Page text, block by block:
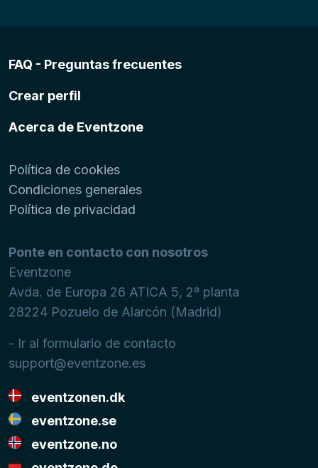
FAQ - Preguntas frecuentes
Crear perfil
Acerca de Eventzone
Política de cookies
Condiciones generales
Política de privacidad
Ponte en contacto con nosotros
Eventzone
Avda. de Europa 26 ATICA 5, 2ª planta
28224 Pozuelo de Alarcón (Madrid)
- Ir al formulario de contacto
support@eventzone.es
eventzonen.dk
eventzone.se
eventzone.no